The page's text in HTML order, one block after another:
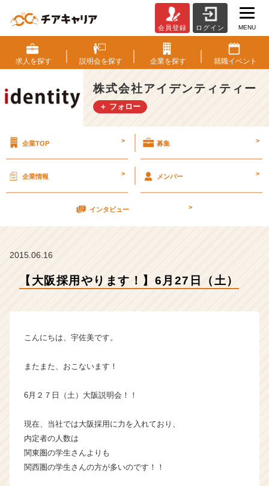
阪
採
用
や
り
ま
2
（土）
【株
デ
テ
テ
の
イ
ラ
ン】
ベ
会員登録 ログイン MENU
求人を探す 説明会を探す 企業を探す 就職イベント
株式会社アイデンティティー
＋ フォロー
企業TOP > 募集 >
企業情報 > メンバー >
インタビュー >
2015.06.16
【大阪採用やります！】6月27日（土）
こんにちは、宇佐美です。
またまた、おこないます！
6月２７日（土）大阪説明会！！
現在、当社では大阪採用に力を入れており、
内定者の人数は
関東圏の学生さんよりも
関西圏の学生さんの方が多いのです！！